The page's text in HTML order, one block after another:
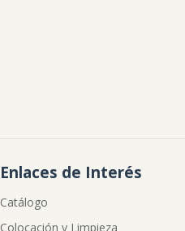
Enlaces de Interés
Catálogo
Colocación y Limpieza